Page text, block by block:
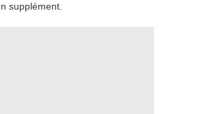
supplément.